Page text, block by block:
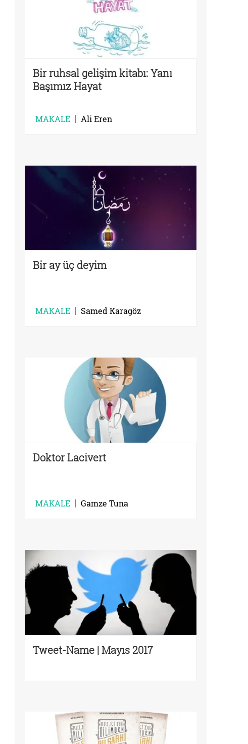
Bir ruhsal gelişim kitabı: Yanı
Başımız Hayat
MAKALE Ali Eren
Bir ay üç deyim
MAKALE Samed Karagöz
Doktor Lacivert
MAKALE Gamze Tuna
Tweet-Name | Mayıs 2017